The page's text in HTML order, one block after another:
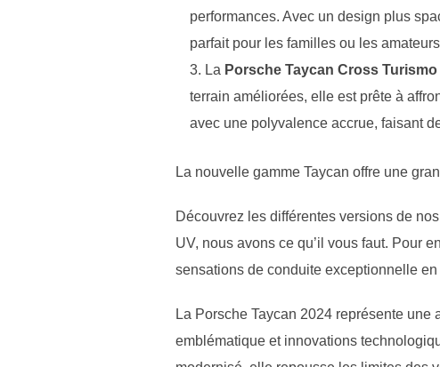
performances. Avec un design plus
parfait pour les familles ou les
La Porsche Taycan Cross Turismo
terrain améliorées, elle est prête à
avec une polyvalence accrue, faisant
La nouvelle gamme Taycan offre une
Découvrez les différentes versions de
UV, nous avons ce qu’il vous faut. Pour
sensations de conduite exceptionnelle en
La Porsche Taycan 2024 représente
emblématique et innovations